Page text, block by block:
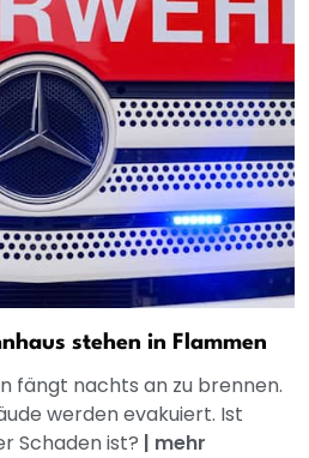
stehen in Flammen
fängt nachts an zu brennen.
werden evakuiert. Ist
Schaden ist? | mehr